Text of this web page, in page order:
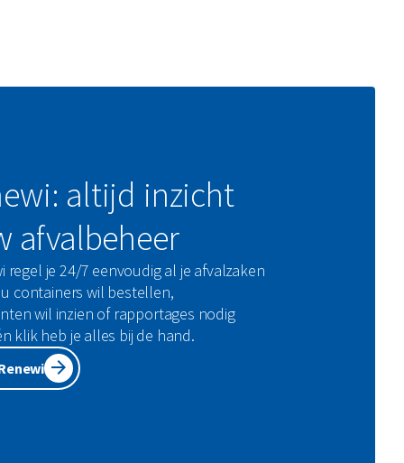
altijd inzicht
afvalbeheer
regel je 24/7 eenvoudig al je afvalzaken
containers wil bestellen,
wil inzien of rapportages nodig
klik heb je alles bij de hand.